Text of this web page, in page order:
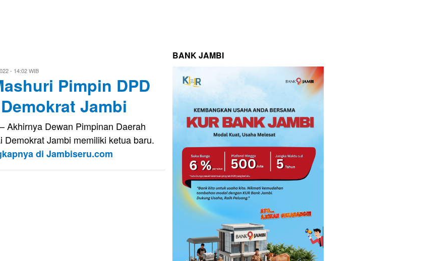
- 14:02 WIB
Pimpin DPD
Jambi
Akhirnya Dewan Pimpinan Daerah
Demokrat Jambi memiliki ketua baru.
di Jambiseru.com
BANK JAMBI